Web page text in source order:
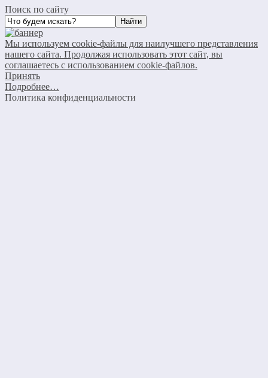
Поиск по сайту
Мы используем cookie-файлы для наилучшего представления
нашего сайта. Продолжая использовать этот сайт, вы
соглашаетесь с использованием cookie-файлов.
Принять
Подробнее…
Политика конфиденциальности